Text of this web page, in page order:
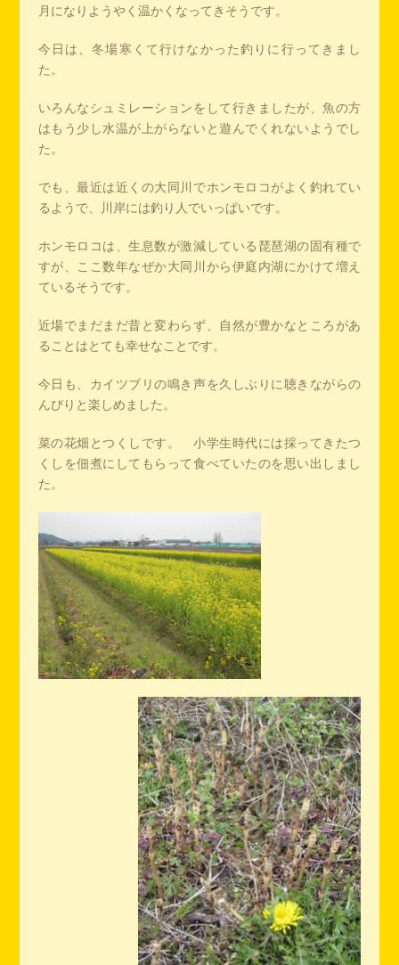
月になりようやく温かくなってきそうです。
今日は、冬場寒くて行けなかった釣りに行ってきまし
た。
いろんなシュミレーションをして行きましたが、魚の方
はもう少し水温が上がらないと遊んでくれないようでし
た。
でも、最近は近くの大同川でホンモロコがよく釣れてい
るようで、川岸には釣り人でいっぱいです。
ホンモロコは、生息数が激減している琵琶湖の固有種で
すが、ここ数年なぜか大同川から伊庭内湖にかけて増え
ているそうです。
近場でまだまだ昔と変わらず、自然が豊かなところがあ
ることはとても幸せなことです。
今日も、カイツブリの鳴き声を久しぶりに聴きながらの
んびりと楽しめました。
菜の花畑とつくしです。 小学生時代には採ってきたつ
くしを佃煮にしてもらって食べていたのを思い出しまし
た。